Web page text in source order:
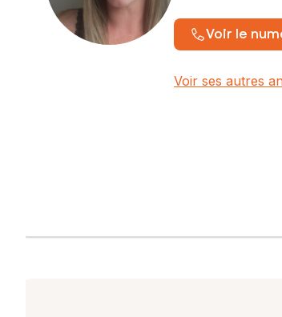
Voir le
Voir ses autres